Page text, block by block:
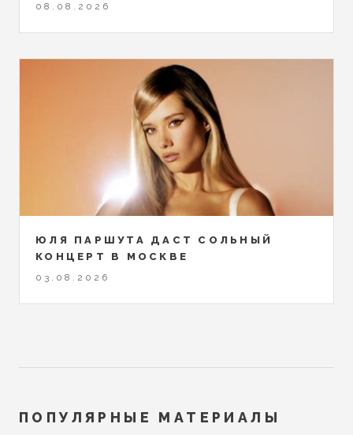
08.08.2026
ЮЛЯ ПАРШУТА ДАСТ СОЛЬНЫЙ
КОНЦЕРТ В МОСКВЕ
03.08.2026
ПОПУЛЯРНЫЕ МАТЕРИАЛЫ